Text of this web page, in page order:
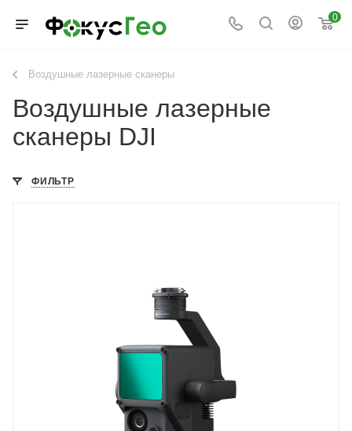
0
Воздушные лазерные сканеры
Воздушные лазерные
сканеры DJI
ФИЛЬТР